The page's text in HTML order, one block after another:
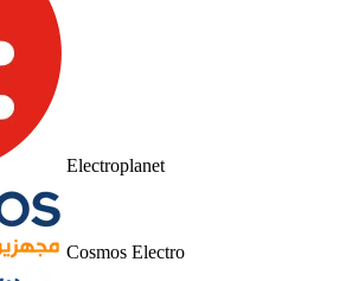
Electroplanet
Cosmos Electro